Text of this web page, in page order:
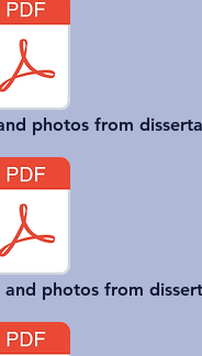
photos from
photos from